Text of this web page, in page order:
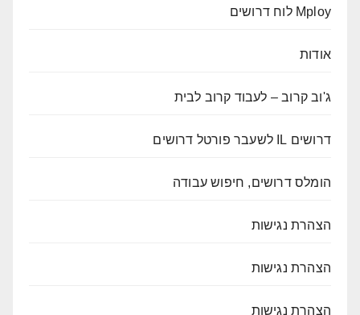
Mploy לוח דרושים
אודות
ג'וב קרוב – לעבוד קרוב לבית
דרושים IL לשעבר פורטל דרושים
הומלס דרושים, חיפוש עבודה
הצהרת נגישות
הצהרת נגישות
הצהרת נגישות